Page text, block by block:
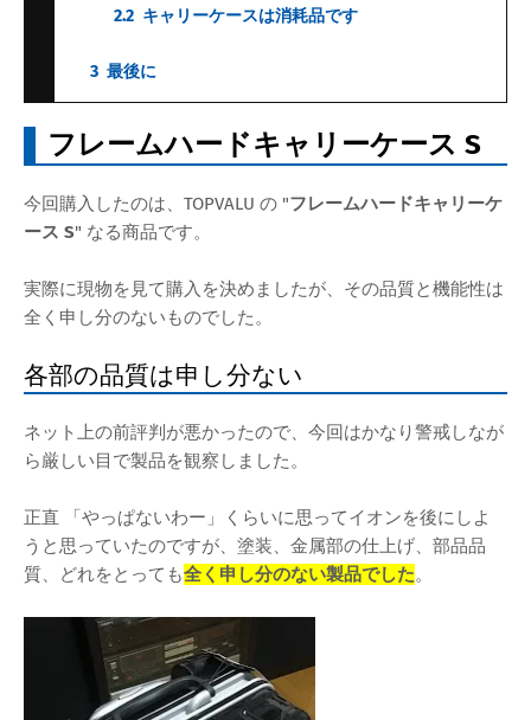
2.2 キャリーケースは消耗品です
3 最後に
フレームハードキャリーケース S
今回購入したのは、TOPVALU の "フレームハードキャリーケ
ース S" なる商品です。
実際に現物を見て購入を決めましたが、その品質と機能性は
全く申し分のないものでした。
各部の品質は申し分ない
ネット上の前評判が悪かったので、今回はかなり警戒しなが
ら厳しい目で製品を観察しました。
正直 「やっぱないわー」くらいに思ってイオンを後にしよ
うと思っていたのですが、塗装、金属部の仕上げ、部品品
質、どれをとっても全く申し分のない製品でした。